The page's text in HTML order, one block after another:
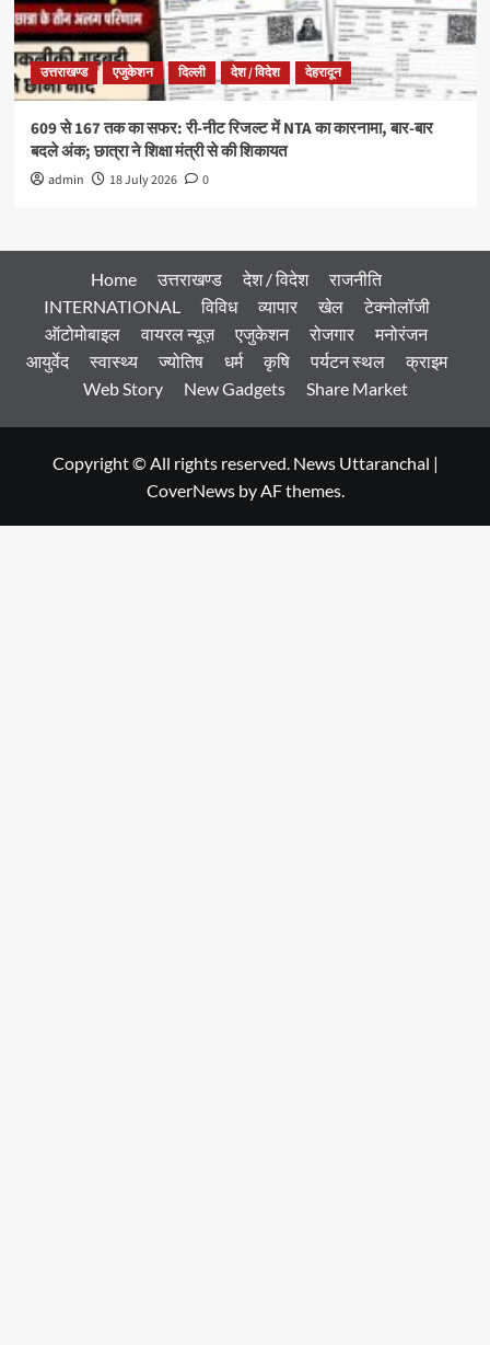
उत्तराखण्ड एजुकेशन दिल्ली देश / विदेश देहरादून
609 से 167 तक का सफर: री-नीट रिजल्ट में NTA का कारनामा, बार-बार
बदले अंक; छात्रा ने शिक्षा मंत्री से की शिकायत
admin 18 July 2026 0
Home उत्तराखण्ड देश / विदेश
राजनीति
INTERNATIONAL
विविध व्यापार खेल
टेक्नोलॉजी
ऑटोमोबाइल
वायरल न्यूज़ एजुकेशन रोजगार
मनोरंजन
आयुर्वेद
स्वास्थ्य ज्योतिष धर्म कृषि पर्यटन स्थल
क्राइम
Web Story
New Gadgets Share Market
Copyright © All rights reserved. News Uttaranchal |
CoverNewsby AF themes.